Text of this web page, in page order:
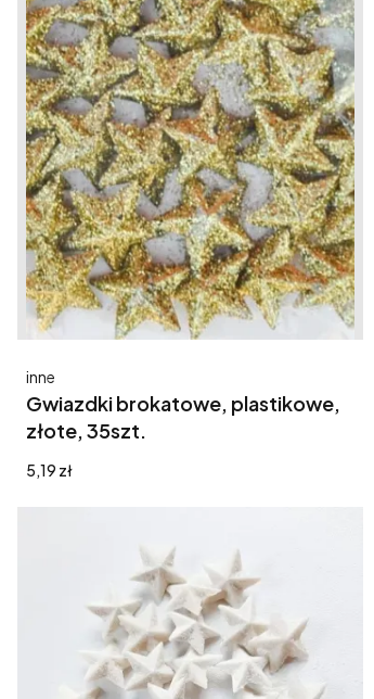
Gwiazdki brokatowe, plastikowe,
złote, 35szt.
Producent
inne
Cena
5,19 zł